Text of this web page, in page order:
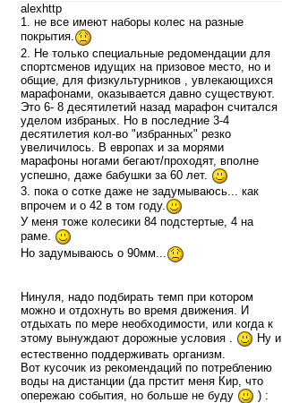
alexhttp
1. не все имеют наборы колес на разные
покрытия.
2. Не только специальные редомендации для
спортсменов идущих на призовое место, но и
общие, для физкультурников , увлекающихся
марафонами, оказывается давно существуют.
Это 6- 8 десятилетий назад марафон считался
уделом избраных. Но в последние 3-4
десятилетия кол-во "избранных" резко
увеличилось. В европах и за морями
марафоны ногами бегают/проходят, вполне
успешно, даже бабушки за 60 лет.
3. пока о сотке даже не задумываюсь... как
впрочем и о 42 в том году.
У меня тоже колесики 84 подстертые, 4 на
раме.
Но задумываюсь о 90мм...
Нинуля, надо подбирать темп при котором
можно и отдохнуть во время движения. И
отдыхать по мере необходимости, или когда к
этому вынуждают дорожные условия .
Ну и
естественно поддерживать организм.
Вот кусочик из рекомендаций по потреблению
воды на дистанции (да прстит меня Кир, что
опережаю события, но больше не буду
) :